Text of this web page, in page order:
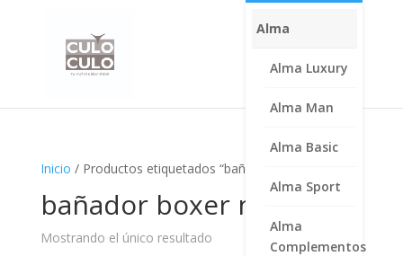
Alma
Alma Luxury
Alma Man
Alma Basic
Alma Sport
Alma
Complementos
Inicio / Productos etiquetados “bañador boxer negro”
bañador boxer negro
Mostrando el único resultado